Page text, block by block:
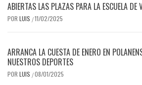
ABIERTAS LAS PLAZAS PARA LA ESCUELA
POR LUIS /11/02/2025
ARRANCA LA CUESTA DE ENERO EN
NUESTROS DEPORTES
POR LUIS /08/01/2025